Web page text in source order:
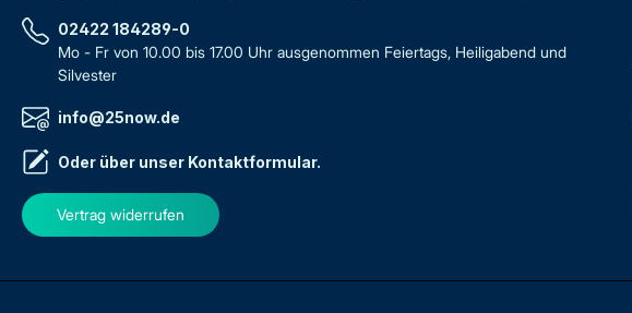
02422 184289-0
Mo - Fr von 10.00 bis 17.00 Uhr ausgenommen Feiertags, Heiligabend und
Silvester
info@25now.de
Oder über unser Kontaktformular.
Vertrag widerrufen